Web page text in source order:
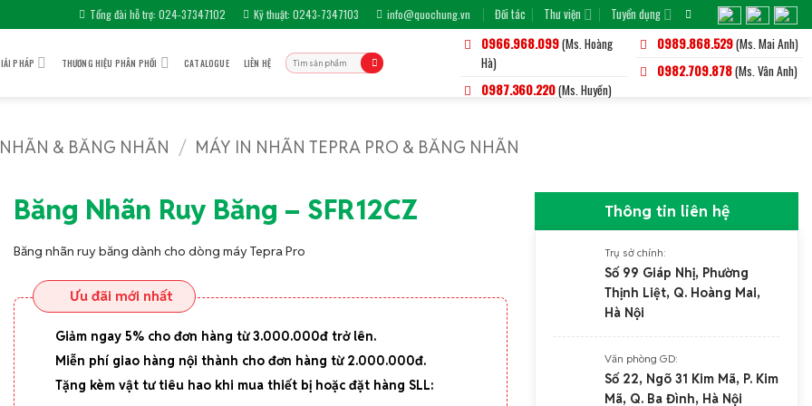
Tổng đài hỗ trợ: 024-37347102 Kỹ thuật: 0243-7347103 info@quochung.vn Đối tác Thư viện Tuyển dụng
PHÁP THƯƠNG HIỆU PHÂN PHỐI CATALOGUE LIÊN HỆ
Tìm
kiếm:
0966.968.099(Ms. Hoàng
Hà)
0987.360.220(Ms. Huyền)
0989.868.529(Ms. Mai Anh)
0982.709.878(Ms. Vân Anh)
& BĂNG NHÃN / MÁY IN NHÃN TEPRA PRO & BĂNG NHÃN
Băng Nhãn Ruy Băng – SFR12CZ
Băng nhãn ruy băng dành cho dòng máy Tepra Pro
Ưu đãi mới nhất
Giảm ngay 5% cho đơn hàng từ 3.000.000đ trở lên.
Miễn phí giao hàng nội thành cho đơn hàng từ 2.000.000đ.
Tặng kèm vật tư tiêu hao khi mua thiết bị hoặc đặt hàng SLL:
Thông tin liên hệ
Trụ sở chính:
Số 99 Giáp Nhị, Phường
Thịnh Liệt, Q. Hoàng Mai,
Hà Nội
Văn phòng GD:
Số 22, Ngõ 31 Kim Mã, P. Kim
Mã, Q. Ba Đình, Hà Nội